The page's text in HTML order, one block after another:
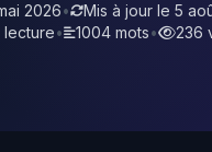
2026• Mis à jour le 5
lecture• 1004 mots• 236